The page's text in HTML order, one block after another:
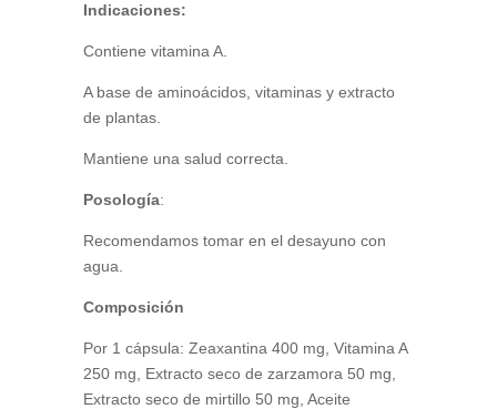
Indicaciones:
Contiene vitamina A.
A base de aminoácidos, vitaminas y extracto
de plantas.
Mantiene una salud correcta.
Posología:
Recomendamos tomar en el desayuno con
agua.
Composición
Por 1 cápsula: Zeaxantina 400 mg, Vitamina A
250 mg, Extracto seco de zarzamora 50 mg,
Extracto seco de mirtillo 50 mg, Aceite